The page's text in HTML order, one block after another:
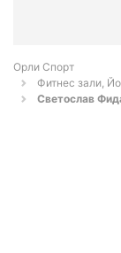
Орли Спорт
Фитнес зали,
Светослав